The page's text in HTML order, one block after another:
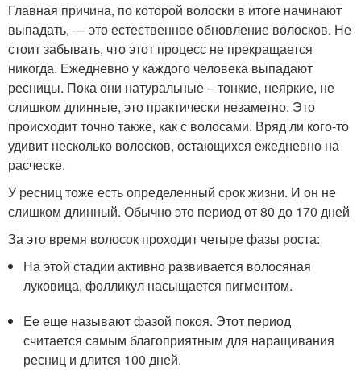
Главная причина, по которой волоски в итоге начинают
выпадать, — это естественное обновление волосков. Не
стоит забывать, что этот процесс не прекращается
никогда. Ежедневно у каждого человека выпадают
ресницы. Пока они натуральные – тонкие, неяркие, не
слишком длинные, это практически незаметно. Это
происходит точно также, как с волосами. Вряд ли кого-то
удивит несколько волосков, остающихся ежедневно на
расческе.
У ресниц тоже есть определенный срок жизни. И он не
слишком длинный. Обычно это период от 80 до 170 дней
За это время волосок проходит четыре фазы роста:
На этой стадии активно развивается волосяная
луковица, фолликул насыщается пигментом.
Ее еще называют фазой покоя. Этот период
считается самым благоприятным для наращивания
ресниц и длится 100 дней.